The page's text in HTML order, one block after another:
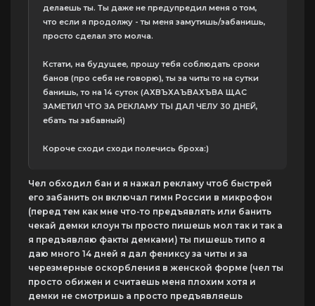
делаешь ты. Ты даже не предупредил меня о том,
что если я продолжу - ты меня замутишь/забанишь,
просто сделал это молча.
Кстати, на будущее, прошу тебя соблюдать сроки
банов (про себя не говорю), ты за читы то на сутки
банишь, то на 14 суток (АХВЪХАЪВАХЪВА ЩАС
ЗАМЕТИЛ ЧТО ЗА РЕКЛАМУ ТЫ ДАЛ ЧЕЛУ 30 ДНЕЙ,
ебать ты забавный)
Короче сходи сходи полечись броха:)
Чел обходил бан и я нажал рекламу чтоб быстрей
его забанить он включал гимн России в микрофон
(перед тем как мне что-то предъявлять или банить
чекай демки клоун ты просто пишешь мол так и так а
я предъявляю факты демками) ты пишешь типо я
даю много 14 дней я дал фениксу за читы и за
черезмерные оскорбления в женской форме (чел ты
просто обижен и считаешь меня плохим хотя и
демки не смотришь а просто предъявляешь